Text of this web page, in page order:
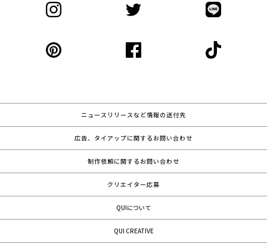
ニュースリリースなど情報の送付先
広告、タイアップに関するお問い合わせ
制作依頼に関するお問い合わせ
クリエイター応募
QUIについて
QUI CREATIVE